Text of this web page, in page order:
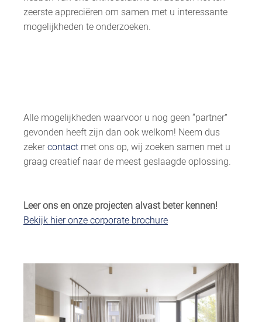
zeerste appreciëren om samen met u interessante
mogelijkheden te onderzoeken.
Alle mogelijkheden waarvoor u nog geen “partner”
gevonden heeft zijn dan ook welkom! Neem dus
zekercontact met ons op, wij zoeken samen met u
graag creatief naar de meest geslaagde oplossing.
Leer ons en onze projecten alvast beter kennen!
Bekijk hier onze corporate brochure